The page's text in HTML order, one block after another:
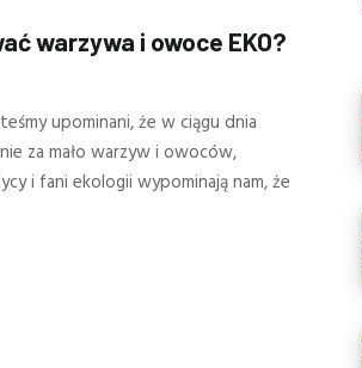
warzywa i owoce EKO?
upominani, że w ciągu dnia
za mało warzyw i owoców,
i fani ekologii wypominają nam, że